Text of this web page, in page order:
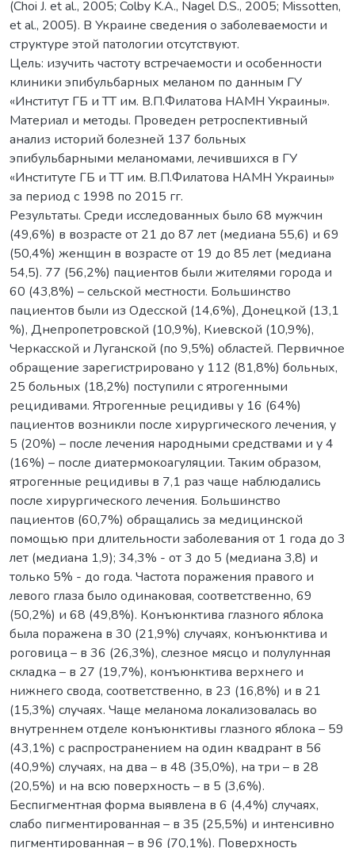
(Choi J. et al., 2005; Colby K.A., Nagel D.S., 2005; Missotten,
et al., 2005). В Украине сведения о заболеваемости и
структуре этой патологии отсутствуют.
Цель: изучить частоту встречаемости и особенности
клиники эпибульбарных меланом по данным ГУ
«Институт ГБ и ТТ им. В.П.Филатова НАМН Украины».
Материал и методы. Проведен ретроспективный
анализ историй болезней 137 больных
эпибульбарными меланомами, лечившихся в ГУ
«Институте ГБ и ТТ им. В.П.Филатова НАМН Украины»
за период с 1998 по 2015 гг.
Результаты. Среди исследованных было 68 мужчин
(49,6%) в возрасте от 21 до 87 лет (медиана 55,6) и 69
(50,4%) женщин в возрасте от 19 до 85 лет (медиана
54,5). 77 (56,2%) пациентов были жителями города и
60 (43,8%) – сельской местности. Большинство
пациентов были из Одесской (14,6%), Донецкой (13,1
%), Днепропетровской (10,9%), Киевской (10,9%),
Черкасской и Луганской (по 9,5%) областей. Первичное
обращение зарегистрировано у 112 (81,8%) больных,
25 больных (18,2%) поступили с ятрогенными
рецидивами. Ятрогенные рецидивы у 16 (64%)
пациентов возникли после хирургического лечения, у
5 (20%) – после лечения народными средствами и у 4
(16%) – после диатермокоагуляции. Таким образом,
ятрогенные рецидивы в 7,1 раз чаще наблюдались
после хирургического лечения. Большинство
пациентов (60,7%) обращались за медицинской
помощью при длительности заболевания от 1 года до 3
лет (медиана 1,9); 34,3% - от 3 до 5 (медиана 3,8) и
только 5% - до года. Частота поражения правого и
левого глаза было одинаковая, соответственно, 69
(50,2%) и 68 (49,8%). Конъюнктива глазного яблока
была поражена в 30 (21,9%) случаях, конъюнктива и
роговица – в 36 (26,3%), слезное мясцо и полулунная
складка – в 27 (19,7%), конъюнктива верхнего и
нижнего свода, соответственно, в 23 (16,8%) и в 21
(15,3%) случаях. Чаще меланома локализовалась во
внутреннем отделе конъюнктивы глазного яблока – 59
(43,1%) с распространением на один квадрант в 56
(40,9%) случаях, на два – в 48 (35,0%), на три – в 28
(20,5%) и на всю поверхность – в 5 (3,6%).
Беспигментная форма выявлена в 6 (4,4%) случаях,
слабо пигментированная – в 35 (25,5%) и интенсивно
пигментированная – в 96 (70,1%). Поверхность